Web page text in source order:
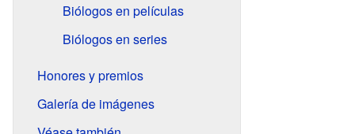
Biólogos en películas
Biólogos en series
Honores y premios
Galería de imágenes